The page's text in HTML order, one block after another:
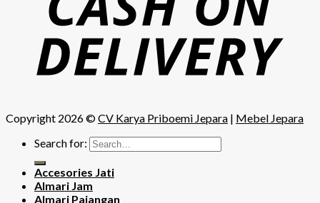
Copyright 2026 ©CV Karya Priboemi Jepara | Mebel Jepara
Search for:
Accesories Jati
Almari Jam
Almari Pajangan